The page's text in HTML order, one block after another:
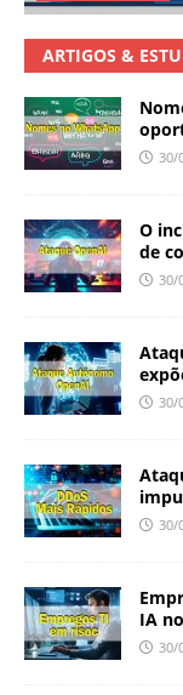
ARTIGOS &
30/
O
de
30/
30/
30/
IA
30/